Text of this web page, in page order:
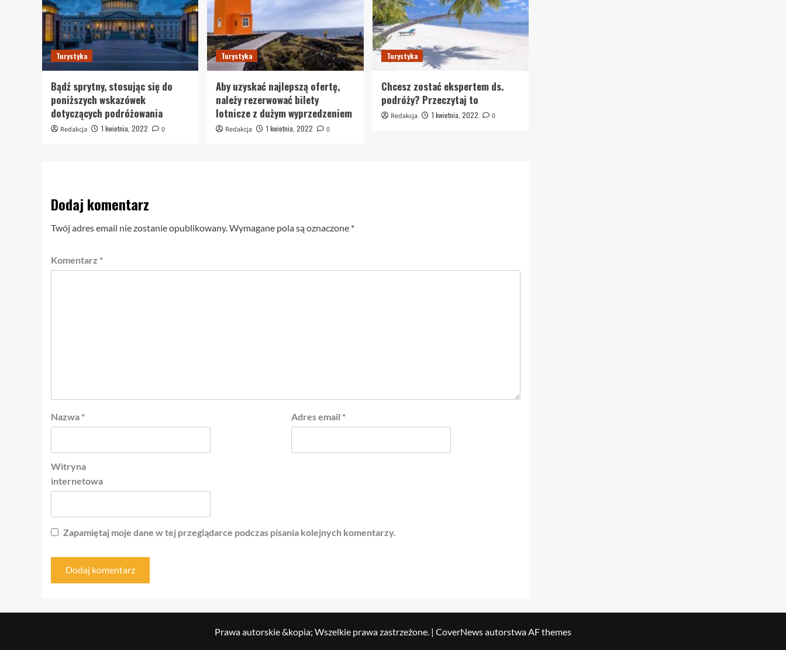
Turystyka
Bądź sprytny, stosując się do
poniższych wskazówek
dotyczących podróżowania
Redakcja 1 kwietnia, 2022 0
Turystyka
Aby uzyskać najlepszą ofertę,
należy rezerwować bilety
lotnicze z dużym wyprzedzeniem
Redakcja 1 kwietnia, 2022 0
Turystyka
Chcesz zostać ekspertem ds.
podróży? Przeczytaj to
Redakcja 1 kwietnia, 2022 0
Dodaj komentarz
Twój adres email nie zostanie opublikowany.Wymagane pola są oznaczone *
Komentarz *
Nazwa * Adres email *
Witryna
internetowa
Zapamiętaj moje dane w tej przeglądarce podczas pisania kolejnych komentarzy.
Prawa autorskie &kopia; Wszelkie prawa zastrzeżone. | CoverNewsautorstwa AF themes